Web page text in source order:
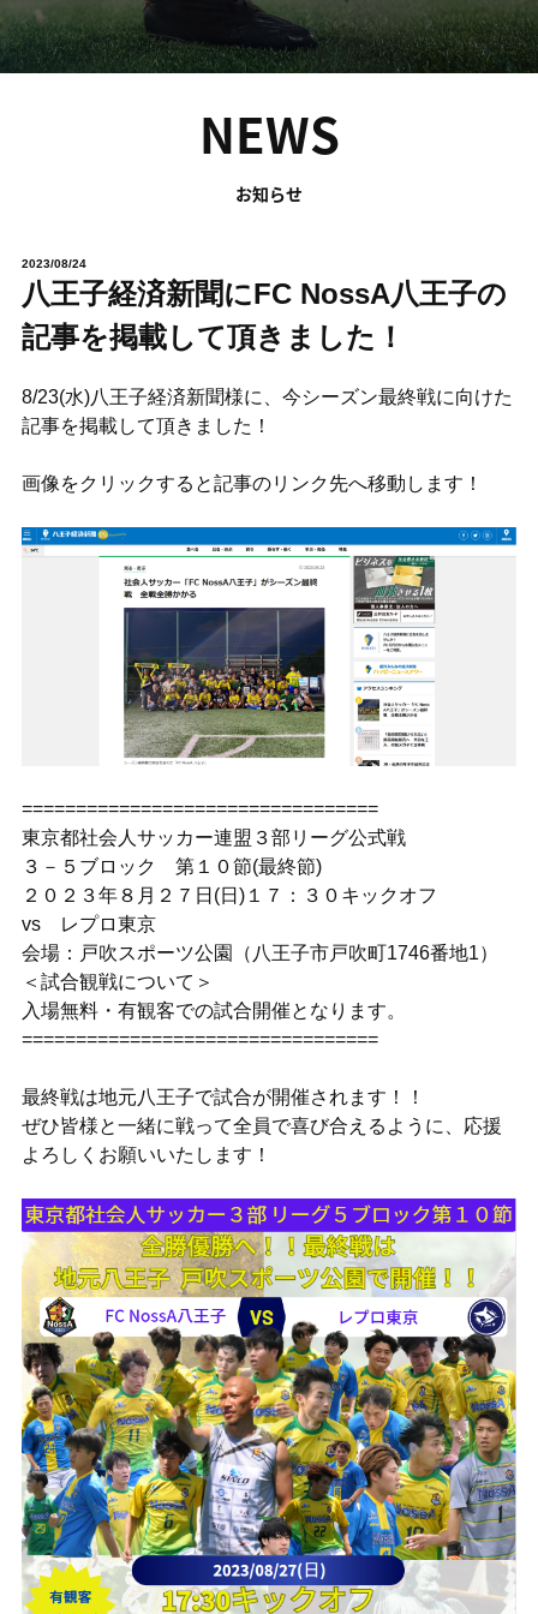
NEWS
お知らせ
2023/08/24
八王子経済新聞にFC NossA八王子の
記事を掲載して頂きました！
8/23(水)八王子経済新聞様に、今シーズン最終戦に向けた
記事を掲載して頂きました！
画像をクリックすると記事のリンク先へ移動します！
=================================
東京都社会人サッカー連盟３部リーグ公式戦
３－５ブロック 第１０節(最終節)
２０２３年８月２７日(日)１７：３０キックオフ
vs レプロ東京
会場：戸吹スポーツ公園（八王子市戸吹町1746番地1）
＜試合観戦について＞
入場無料・有観客での試合開催となります。
=================================
最終戦は地元八王子で試合が開催されます！！
ぜひ皆様と一緒に戦って全員で喜び合えるように、応援
よろしくお願いいたします！